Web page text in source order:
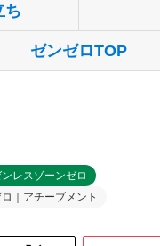
ち
ゼンゼロTOP
ンレスゾーンゼロ
｜アチーブメント